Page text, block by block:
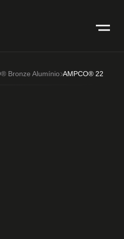
Bronze Alumínio AMPCO® 22